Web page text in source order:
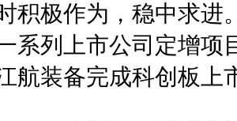
积极作为，稳中求进
系列上市公司定增项
航装备完成科创板上